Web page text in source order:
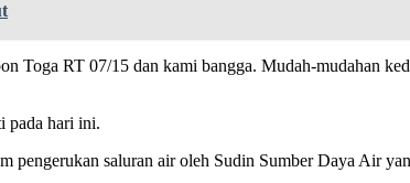
Toga RT 07/15 dan kami bangga. Mudah-mudahan
pada hari ini.
saluran air oleh Sudin Sumber Daya Air